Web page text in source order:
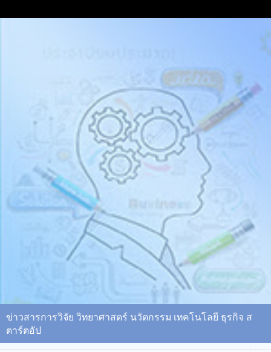
ข่าวสารการวิจัย วิทยาศาสตร์ นวัตกรรม เทคโนโลยี ธุรกิจ ส
ตาร์ตอัป